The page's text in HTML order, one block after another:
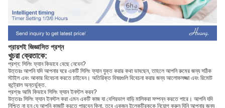
প্রায়শই জিজ্ঞাসিত প্রশ্ন
খুচরা ক্রেতাকে:
প্রশ্ন: সিলিং ফ্যান কিভাবে বেছে নেবেন?
উত্তরঃ আপনি যদি আপনার ঘরে একটি সিলিং ফ্যান যুক্ত করার কথা ভাবছেন, তাহলে আপনি রুমের জন্য সঠিক
স্টাইল এবং আকার বিবেচনা করতে চাইবেন। অতিরিক্ত বিষয়গুলি বিবেচনা করার জন্য আলোকসজ্জা এবং রিমোট
কন্ট্রোল অন্তর্ভুক্ত.
প্রশ্নঃ আমি কিভাবে সিলিং ফ্যান ইনস্টল করব?
উত্তরঃ সিলিং ফ্যান ইনস্টল করা এমন একটি কাজ যা বেশিরভাগ বাড়ি মালিকরা সম্পন্ন করতে পারে। আপনি যদি
নিশ্চিত না হন যে আপনি কাজটি করতে পারবেন কিনা, তবে একজন ইলেকট্রিককে নিয়োগ করুন যিনি আপনার জন্য